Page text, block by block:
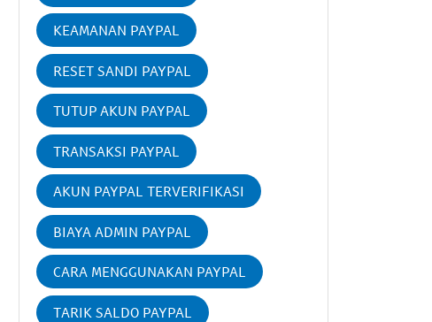
KEAMANAN PAYPAL
RESET SANDI PAYPAL
TUTUP AKUN PAYPAL
TRANSAKSI PAYPAL
AKUN PAYPAL TERVERIFIKASI
BIAYA ADMIN PAYPAL
CARA MENGGUNAKAN PAYPAL
TARIK SALDO PAYPAL